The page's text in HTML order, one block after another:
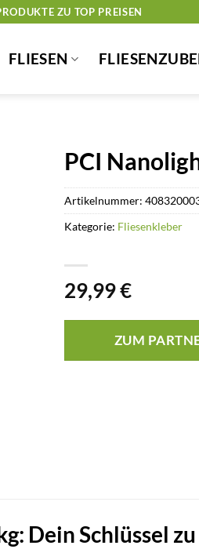
ZU TOP PREISEN
FLIESEN
PCI
29,99€
ZUM
Artikelnummer:
Kategorie: Fliesenkleber
Dein Schlüssel